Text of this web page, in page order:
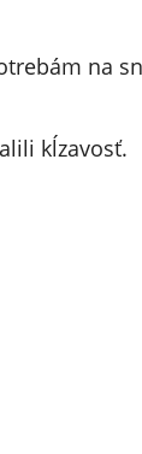
na
kĺzavosť.